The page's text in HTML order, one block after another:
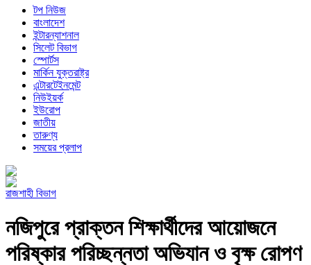
টপ নিউজ
বাংলাদেশ
ইন্টারন্যাশনাল
সিলেট বিভাগ
স্পোর্টস
মার্কিন যুক্তরাষ্ট্র
এন্টারটেইনমেন্ট
নিউইয়র্ক
ইউরোপ
জাতীয়
তারুণ্য
সময়ের প্রলাপ
রাজশাহী বিভাগ
নজিপুরে প্রাক্তন শিক্ষার্থীদের আয়োজনে
পরিষ্কার পরিচ্ছন্নতা অভিযান ও বৃক্ষ রোপণ